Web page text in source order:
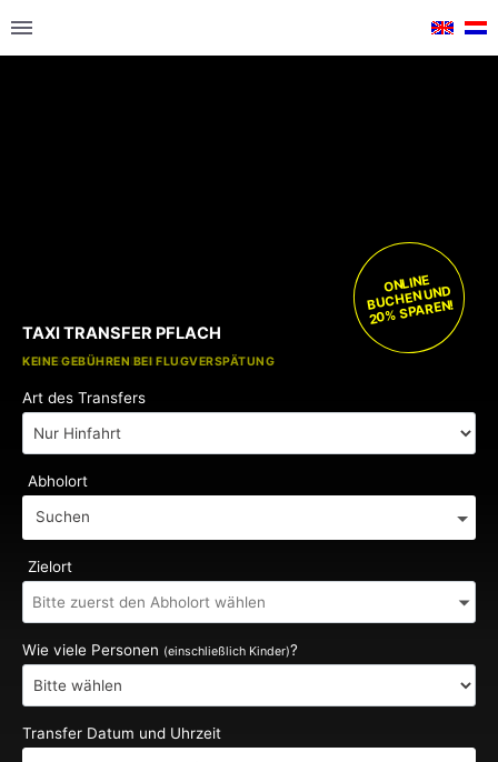
KOSTENLOSE KINDERSITZE
KEINE GEBÜHREN BEI FLUGVERSPÄTUNG
TAXI TRANSFER PFLACH
ONLINE
BUCHEN UND
20% SPAREN!
Art des Transfers
Abholort
Suchen
Zielort
Wie viele Personen (einschließlich Kinder)?
Transfer Datum und Uhrzeit